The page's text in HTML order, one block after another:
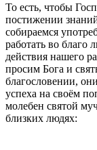
То есть, чтобы
постижении
собираемся
работать во благо
действия нашего
просим Бога и
благословении,
успеха на своём
молебен святой
близких людях: